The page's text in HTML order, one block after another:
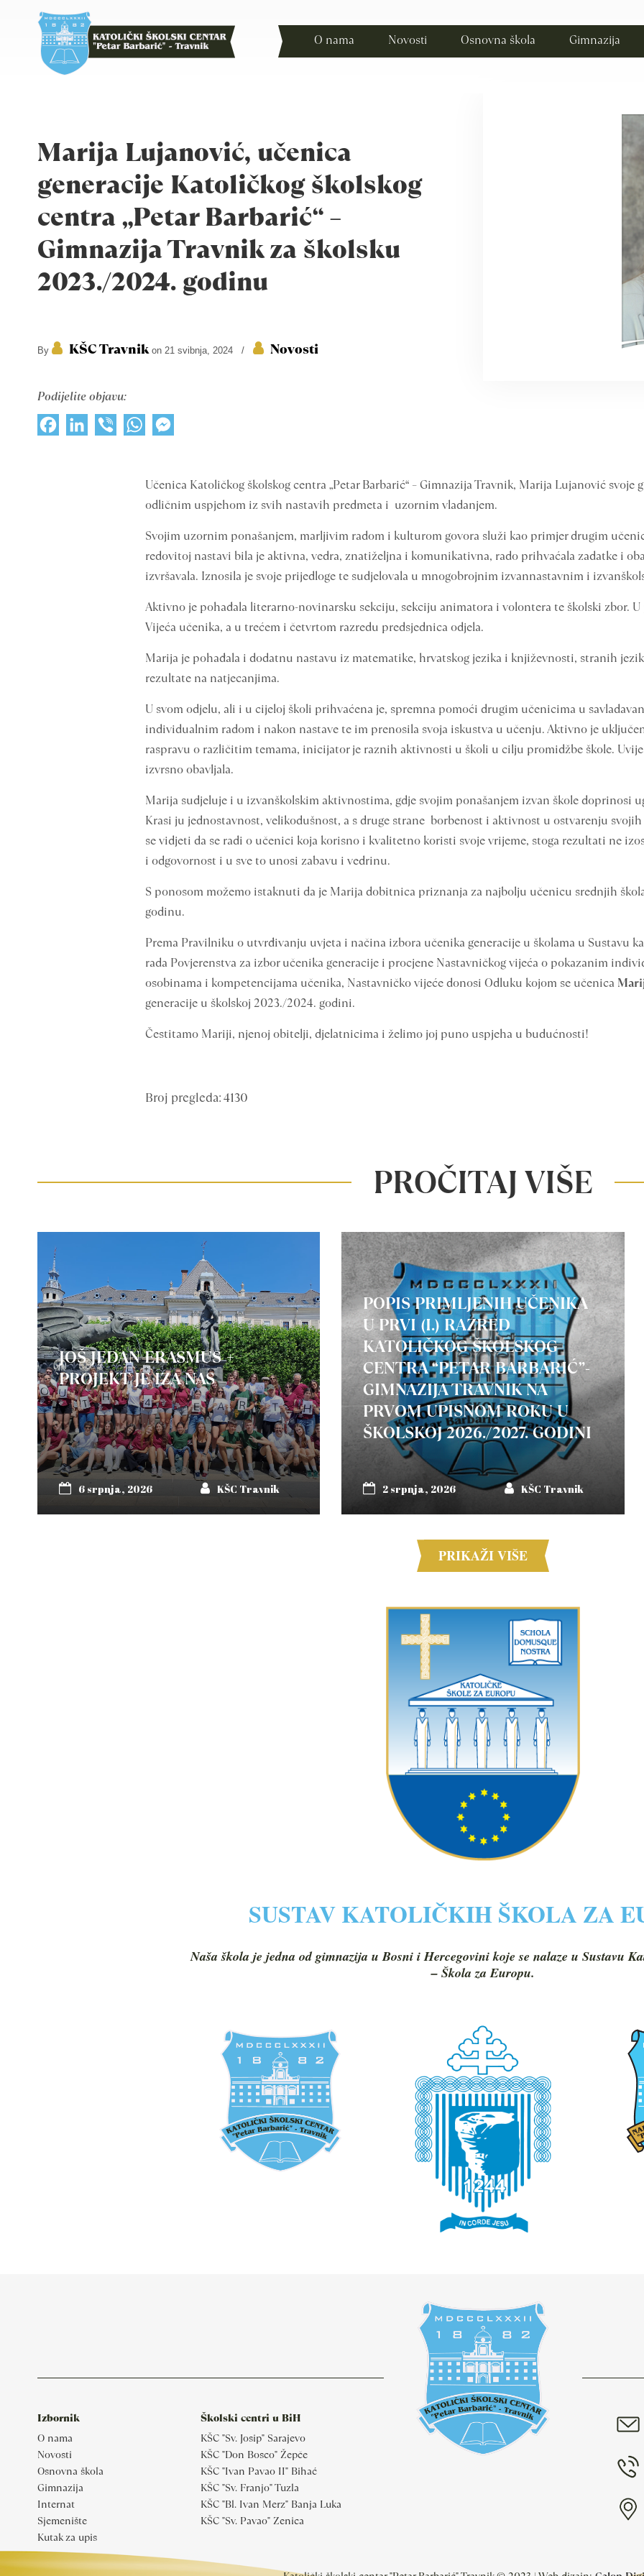
O nama Novosti Osnovna škola Gimnazija
Marija Lujanović, učenica
generacije Katoličkog školskog
centra „Petar Barbarić“ –
Gimnazija Travnik za školsku
2023./2024. godinu
By KŠC Travnikon 21 svibnja, 2024 / Novosti
Podijelite objavu:
FacebookLinkedInViber WhatsApp
Učenica Katoličkog školskog centra „Petar Barbarić“ – Gimnazija Travnik, Marija Lujanović svoje
odličnim uspjehom iz svih nastavih predmeta i uzornim vladanjem.
Svojim uzornim ponašanjem, marljivim radom i kulturom govora služi kao primjer drugim
redovitoj nastavi bila je aktivna, vedra, znatiželjna i komunikativna, rado prihvaćala zadatke i
izvršavala. Iznosila je svoje prijedloge te sudjelovala u mnogobrojnim izvannastavnim i
Aktivno je pohađala literarno-novinarsku sekciju, sekciju animatora i volontera te školski zbor.
Vijeća učenika, a u trećem i četvrtom razredu predsjednica odjela.
Marija je pohađala i dodatnu nastavu iz matematike, hrvatskog jezika i književnosti, stranih
rezultate na natjecanjima.
U svom odjelu, ali i u cijeloj školi prihvaćena je, spremna pomoći drugim učenicima u
individualnim radom i nakon nastave te im prenosila svoja iskustva u učenju. Aktivno je
raspravu o različitim temama, inicijator je raznih aktivnosti u školi u cilju promidžbe škole.
izvrsno obavljala.
Marija sudjeluje i u izvanškolskim aktivnostima, gdje svojim ponašanjem izvan škole doprinosi
Krasi ju jednostavnost, velikodušnost, a s druge strane borbenost i aktivnost u ostvarenju
se vidjeti da se radi o učenici koja korisno i kvalitetno koristi svoje vrijeme, stoga rezultati ne
i odgovornost i u sve to unosi zabavu i vedrinu.
S ponosom možemo istaknuti da je Marija dobitnica priznanja za najbolju učenicu srednjih
godinu.
Prema Pravilniku o utvrđivanju uvjeta i načina izbora učenika generacije u školama u Sustavu
rada Povjerenstva za izbor učenika generacije i procjene Nastavničkog vijeća o pokazanim
osobinama i kompetencijama učenika, Nastavničko vijeće donosi Odluku kojom se učenica
generacije u školskoj 2023./2024. godini.
Čestitamo Mariji, njenoj obitelji, djelatnicima i želimo joj puno uspjeha u budućnosti!
Broj pregleda: 4130
PROČITAJ VIŠE
JOŠ JEDAN ERASMUS +
PROJEKT JE IZA NAS
6 srpnja, 2026 KŠC Travnik
POPIS PRIMLJENIH UČENIKA
U PRVI (I.) RAZRED
KATOLIČKOG ŠKOLSKOG
CENTRA “PETAR BARBARIĆ”-
GIMNAZIJA TRAVNIK NA
PRVOM UPISNOM ROKU U
ŠKOLSKOJ 2026./2027. GODINI
2 srpnja, 2026 KŠC Travnik
PRIKAŽI VIŠE
SUSTAV KATOLIČKIH ŠKOLA ZA
Naša škola je jedna od gimnazija u Bosni i Hercegovini koje se nalaze u Sustavu
– Škola za Europu.
Izbornik
O nama
Novosti
Osnovna škola
Gimnazija
Internat
Sjemenište
Kutak za upis
Školski centri u BiH
KŠC "Sv. Josip" Sarajevo
KŠC "Don Bosco" Žepče
KŠC "Ivan Pavao II" Bihać
KŠC "Sv. Franjo" Tuzla
KŠC "Bl. Ivan Merz" Banja Luka
KŠC "Sv. Pavao" Zenica